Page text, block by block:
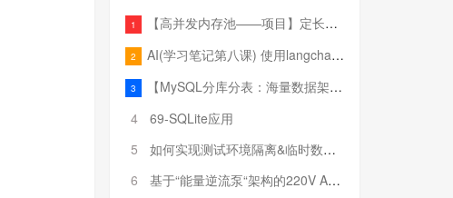
1 【高并发内存池——项目】定长内存池——开胃小菜
2 AI(学习笔记第八课) 使用langchain的embedding models
3
【MySQL分库分表：海量数据架构的终极解决方案】
4
69-SQLite应用
5
如何实现测试环境隔离&临时数据库（pytest+SQLite）
6
基于“能量逆流泵“架构的220V AC至20V DC 300W高效电源设计